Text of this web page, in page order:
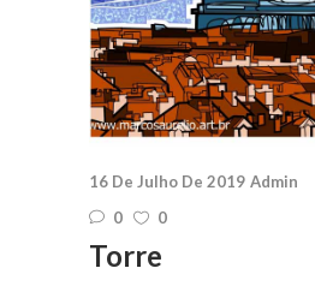
16 De Julho De 2019 Admin
0
0
Torre